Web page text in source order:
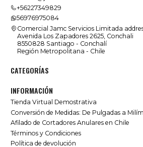
+56227349829
56976975084
Comercial Jamc Servicios Limitada
Avenida Los Zapadores 2625, Conchali
8550828 Santiago - Conchalí
Región Metropolitana - Chile
CATEGORÍAS
INFORMACIÓN
Tienda Virtual Demostrativa
Conversión de Medidas: De Pulgadas a
Afilado de Cortadores Anulares en Chile
Términos y Condiciones
Política de devolución